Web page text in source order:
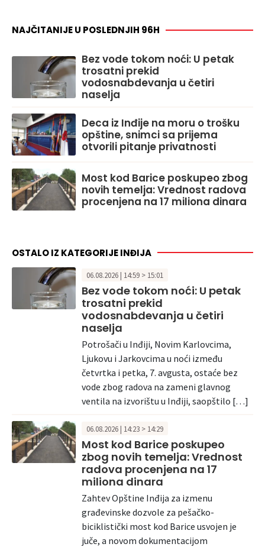
NAJČITANIJE U POSLEDNJIH 96H
Bez vode tokom noći: U petak
trosatni prekid
vodosnabdevanja u četiri
naselja
Deca iz Inđije na moru o trošku
opštine, snimci sa prijema
otvorili pitanje privatnosti
Most kod Barice poskupeo zbog
novih temelja: Vrednost radova
procenjena na 17 miliona dinara
OSTALO IZ KATEGORIJE INĐIJA
06.08.2026 | 14:59 > 15:01
Bez vode tokom noći: U petak
trosatni prekid
vodosnabdevanja u četiri
naselja
Potrošači u Inđiji, Novim Karlovcima,
Ljukovu i Jarkovcima u noći između
četvrtka i petka, 7. avgusta, ostaće bez
vode zbog radova na zameni glavnog
ventila na izvorištu u Inđiji, saopštilo […]
06.08.2026 | 14:23 > 14:29
Most kod Barice poskupeo
zbog novih temelja: Vrednost
radova procenjena na 17
miliona dinara
Zahtev Opštine Inđija za izmenu
građevinske dozvole za pešačko-
biciklistički most kod Barice usvojen je
juče, a novom dokumentacijom